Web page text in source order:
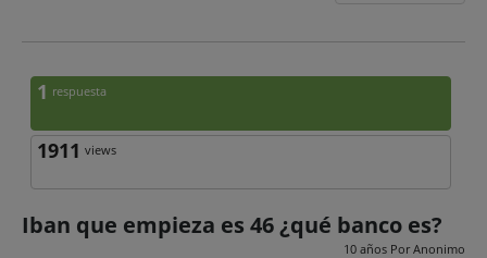
1 respuesta
1911 views
Iban que empieza es 46 ¿qué banco es?
10 años PorAnonimo